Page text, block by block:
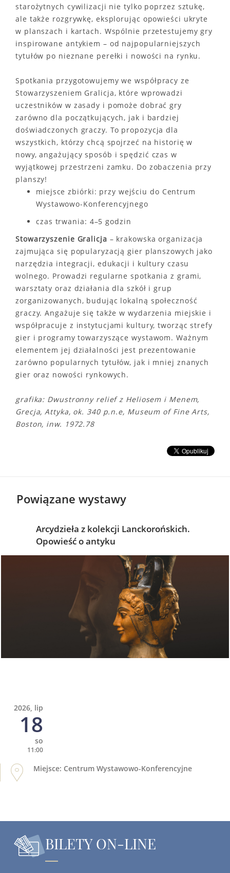
starożytnych cywilizacji nie tylko poprzez sztukę,
ale także rozgrywkę, eksplorując opowieści ukryte
w planszach i kartach. Wspólnie przetestujemy gry
inspirowane antykiem – od najpopularniejszych
tytułów po nieznane perełki i nowości na rynku.
Spotkania przygotowujemy we współpracy ze
Stowarzyszeniem Gralicja, które wprowadzi
uczestników w zasady i pomoże dobrać gry
zarówno dla początkujących, jak i bardziej
doświadczonych graczy. To propozycja dla
wszystkich, którzy chcą spojrzeć na historię w
nowy, angażujący sposób i spędzić czas w
wyjątkowej przestrzeni zamku. Do zobaczenia przy
planszy!
miejsce zbiórki: przy wejściu do Centrum
Wystawowo-Konferencyjnego
czas trwania: 4–5 godzin
Stowarzyszenie Gralicja – krakowska organizacja
zajmująca się popularyzacją gier planszowych jako
narzędzia integracji, edukacji i kultury czasu
wolnego. Prowadzi regularne spotkania z grami,
warsztaty oraz działania dla szkół i grup
zorganizowanych, budując lokalną społeczność
graczy. Angażuje się także w wydarzenia miejskie i
współpracuje z instytucjami kultury, tworząc strefy
gier i programy towarzyszące wystawom. Ważnym
elementem jej działalności jest prezentowanie
zarówno popularnych tytułów, jak i mniej znanych
gier oraz nowości rynkowych.
grafika: Dwustronny relief z Heliosem i Menem,
Grecja, Attyka, ok. 340 p.n.e, Museum of Fine Arts,
Boston, inw. 1972.78
Powiązane wystawy
Arcydzieła z kolekcji Lanckorońskich.
Opowieść o antyku
2026, lip
18
so
11:00
Miejsce: Centrum Wystawowo-Konferencyjne
BILETY ON-LINE